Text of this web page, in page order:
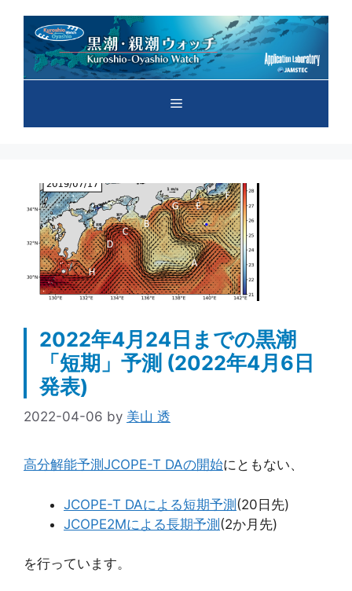
メ
ュ
ー
2022年4月24日までの黒潮
「短期」予測 (2022年4月6日
発表)
2022-04-06 by 美山 透
高分解能予測JCOPE-T DAの開始にともない、
JCOPE-T DAによる短期予測(20日先)
JCOPE2Mによる長期予測(2か月先)
を行っています。